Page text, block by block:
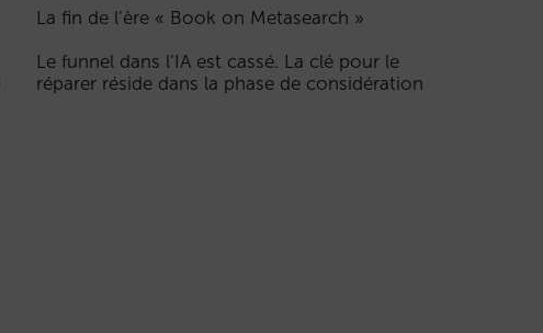
La fin de l’ère « Book on Metasearch »
Le funnel dans l’IA est cassé. La clé pour le
réparer réside dans la phase de considération